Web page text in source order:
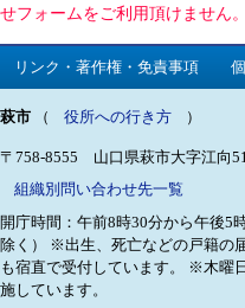
せフォームをご利用頂けません。
リンク・著作権・免責事項
萩市 （ 役所への行き方 ）
〒758-8555 山口県萩市大字江向
組織別問い合わせ先一覧
開庁時間：午前8時30分から午後5
除く）
※出生、死亡などの戸籍の
も宿直で受付しています。
※木曜
施しています。